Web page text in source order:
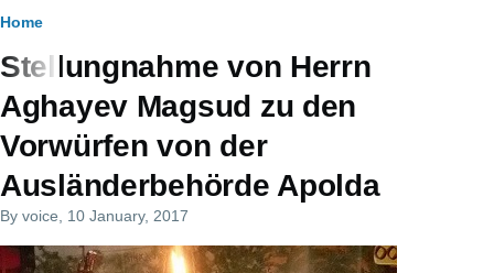
Breadcrumb
Home
Stellungnahme von Herrn
Aghayev Magsud zu den
Vorwürfen von der
Ausländerbehörde Apolda
By voice , 10 January, 2017